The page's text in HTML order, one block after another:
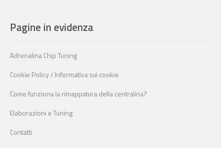
Pagine in evidenza
Adrenalina Chip Tuning
Cookie Policy / Informativa sui cookie
Come funziona la rimappatura della centralina?
Elaborazioni e Tuning
Contatti